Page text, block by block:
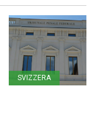
SVIZZERA